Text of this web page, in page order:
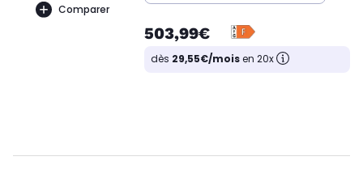
Comparer
503,99€
dès 29,55€/moisen 20x